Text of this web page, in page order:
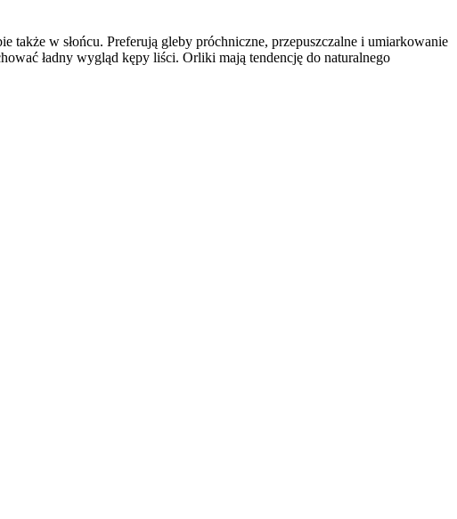
także w słońcu. Preferują gleby próchniczne, przepuszczalne i umiarkowanie
ładny wygląd kępy liści. Orliki mają tendencję do naturalnego